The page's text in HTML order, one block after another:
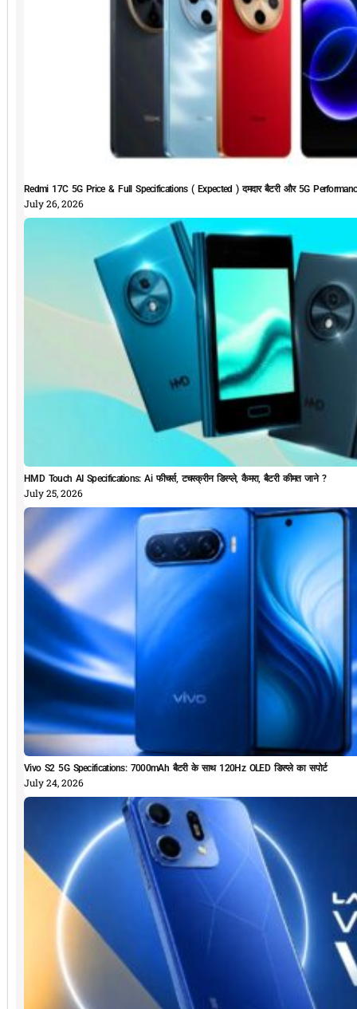
Redmi 17C 5G Price & Full Specifications ( Expected ) दमदार बैटरी और 5G
July 26, 2026
HMD Touch AI Specifications: Ai फीचर्स, टचस्क्रीन डिस्प्ले, कैमरा, बैटरी कीमत जाने ?
July 25, 2026
Vivo S2 5G Specifications: 7000mAh बैटरी के साथ 120Hz OLED डिस्प्ले का सपोर्ट
July 24, 2026